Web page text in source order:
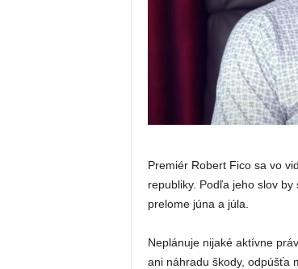
Premiér Robert Fico sa vo
republiky. Podľa jeho slov
prelome júna a júla.
Neplánuje nijaké aktívne
ani náhradu škody, odpúšťa